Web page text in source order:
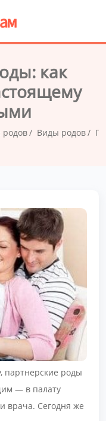
как
родов Виды родов
партнерские роды
— в палату
врача. Сегодня же